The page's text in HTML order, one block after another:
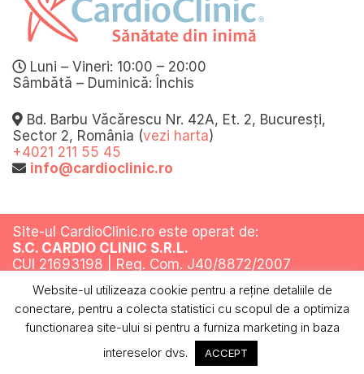
Luni – Vineri: 10:00 – 20:00
Sâmbătă – Duminică: Închis
Bd. Barbu Văcărescu Nr. 42A, Et. 2, Bucuresți,
Sector 2, România (vezi harta)
+4021 211 55 45
info@cardioclinic.ro
Site-ul CardioClinic.ro este operat de:
S.C. CARDIO CLINIC S.R.L.
CUI 21693198 | Reg. Com. J40/8872/2007
Toate drepturile rezervate @ 2019
Termeni si conditii Politica de confidentialitate
Politica cookies
ANPC
Website-ul utilizeaza cookie pentru a reţine detaliile de
conectare, pentru a colecta statistici cu scopul de a optimiza
functionarea site-ului si pentru a furniza marketing in baza
intereselor dvs.
ACCEPT